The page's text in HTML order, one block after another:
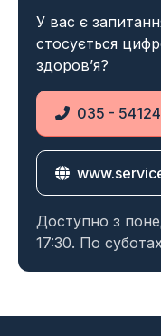
У вас є
стосується
здоров’я?
035 -
Website
Доступно з
17:30. По